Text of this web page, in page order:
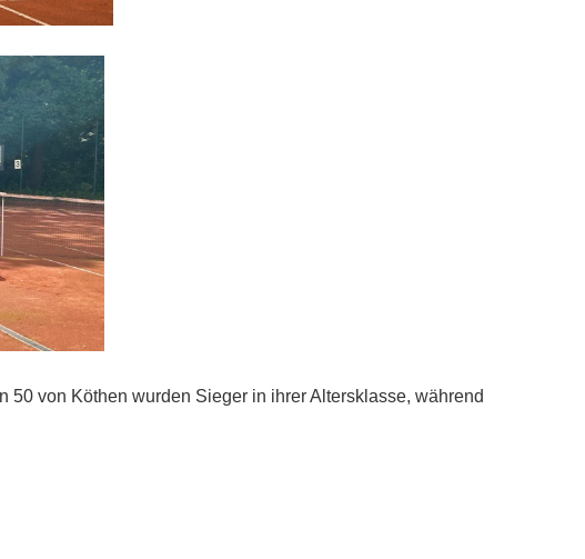
von Köthen wurden Sieger in ihrer Altersklasse, während